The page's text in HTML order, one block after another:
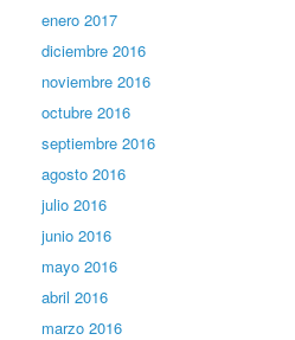
enero 2017
diciembre 2016
noviembre 2016
octubre 2016
septiembre 2016
agosto 2016
julio 2016
junio 2016
mayo 2016
abril 2016
marzo 2016